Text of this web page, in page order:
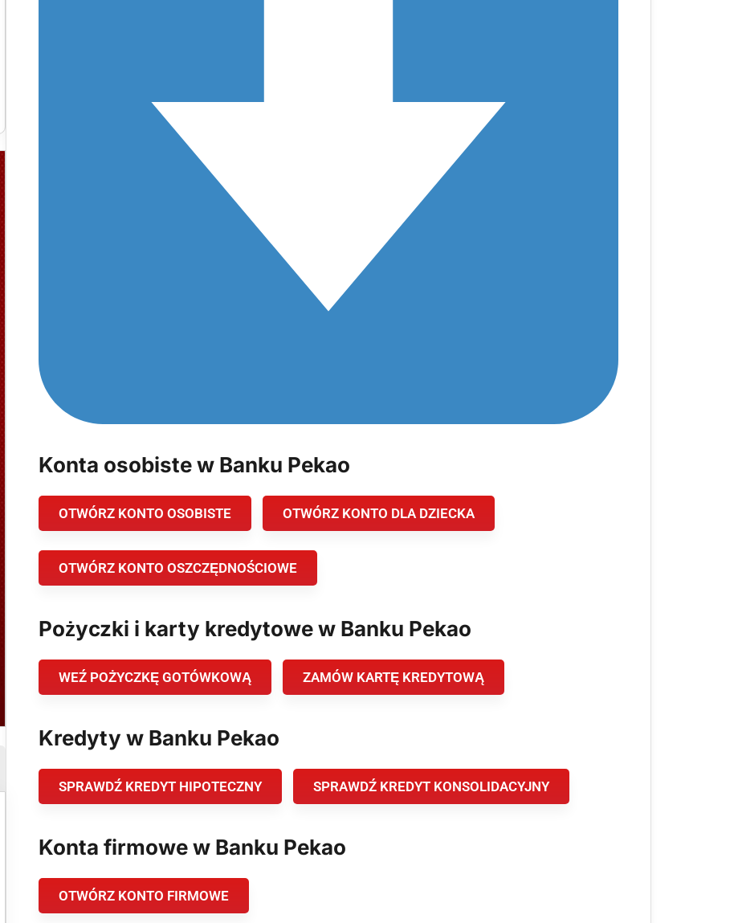
Konta osobiste w Banku Pekao
OTWÓRZ KONTO OSOBISTE OTWÓRZ KONTO DLA DZIECKA
OTWÓRZ KONTO OSZCZĘDNOŚCIOWE
Pożyczki i karty kredytowe w Banku Pekao
WEŹ POŻYCZKĘ GOTÓWKOWĄ ZAMÓW KARTĘ KREDYTOWĄ
Kredyty w Banku Pekao
SPRAWDŹ KREDYT HIPOTECZNY SPRAWDŹ KREDYT KONSOLIDACYJNY
Konta firmowe w Banku Pekao
OTWÓRZ KONTO FIRMOWE